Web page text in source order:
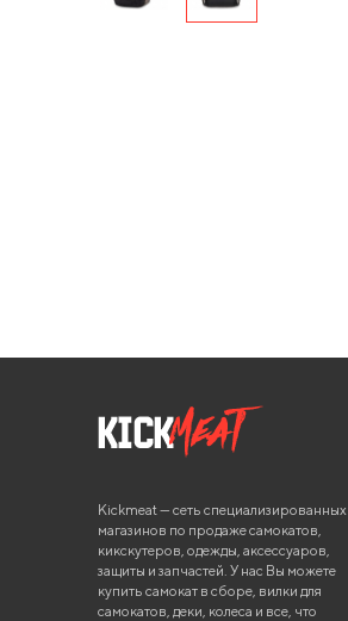
Kickmeat — сеть специализированных
магазинов по продаже самокатов,
кикскутеров, одежды, аксессуаров,
защиты и запчастей. У нас Вы можете
купить самокат в сборе, вилки для
самокатов, деки, колеса и все, что